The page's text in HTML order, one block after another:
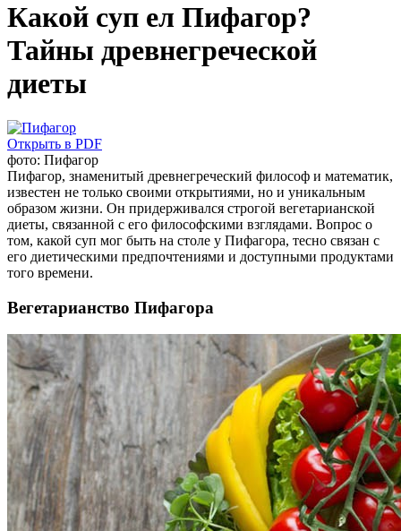
Какой суп ел Пифагор?
Тайны древнегреческой
диеты
Открыть в PDF
фото: Пифагор
Пифагор, знаменитый древнегреческий философ и математик,
известен не только своими открытиями, но и уникальным
образом жизни. Он придерживался строгой вегетарианской
диеты, связанной с его философскими взглядами. Вопрос о
том, какой суп мог быть на столе у Пифагора, тесно связан с
его диетическими предпочтениями и доступными продуктами
того времени.
Вегетарианство Пифагора